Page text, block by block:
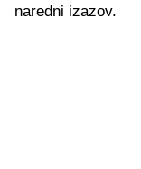
naredni izazov.